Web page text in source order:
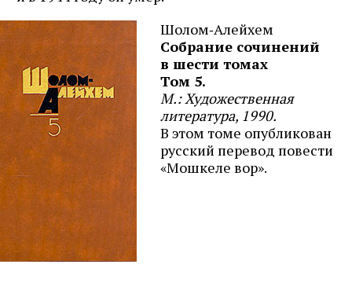
Шолом‑Алейхем
Cобрание сочинений
в шести томах
Том 5.
М.: Художественная
литература, 1990.
В этом томе опубликован
русский перевод повести
«Мошкеле вор».
Подпишитесь на рассылку журнала ЛЕХАИМ и получайте
самые интересные публикации с сайта по электронной
почте
Подписаться